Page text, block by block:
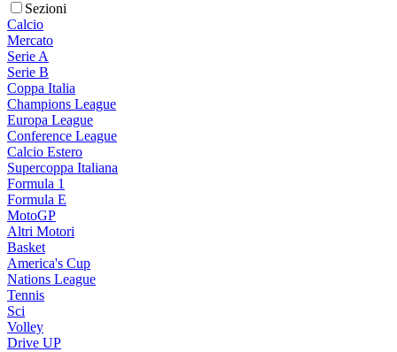
Sezioni
Calcio
Mercato
Serie A
Serie B
Coppa Italia
Champions League
Europa League
Conference League
Calcio Estero
Supercoppa Italiana
Formula 1
Formula E
MotoGP
Altri Motori
Basket
America's Cup
Nations League
Tennis
Sci
Volley
Drive UP